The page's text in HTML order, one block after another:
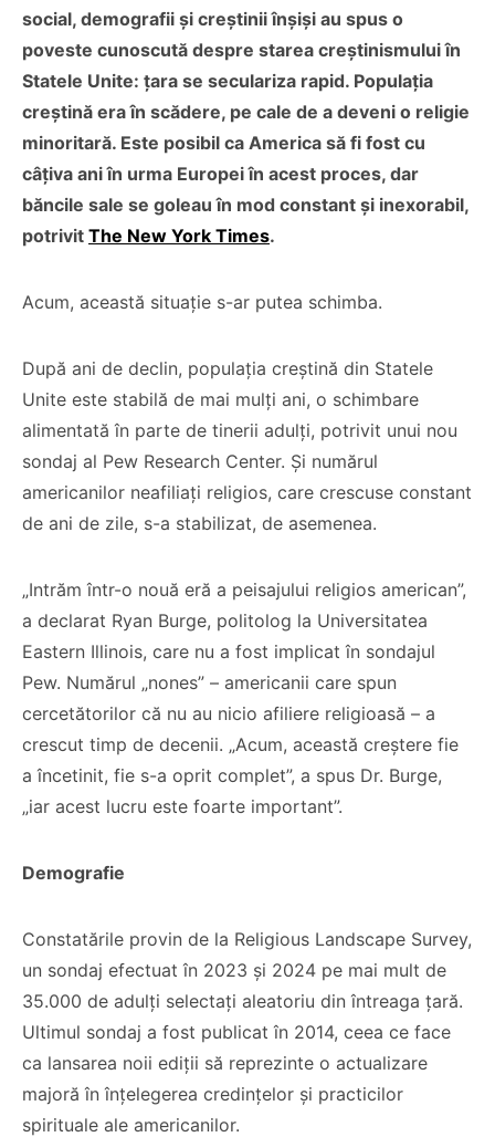
de Lege
modelul
și
Ben
Ardelean
Co-fondatorul
Bisericii Sataniste
din Africa de Sud,
renuntă după ce
experimenteaza
dragostea lui
Hristos
social, demografii și creștinii înșiși au spus o
poveste cunoscută despre starea creștinismului în
Statele Unite: țara se seculariza rapid. Populația
creștină era în scădere, pe cale de a deveni o religie
minoritară. Este posibil ca America să fi fost cu
câțiva ani în urma Europei în acest proces, dar
băncile sale se goleau în mod constant și inexorabil,
potrivit The New York Times.
Acum, această situație s-ar putea schimba.
După ani de declin, populația creștină din Statele
Unite este stabilă de mai mulți ani, o schimbare
alimentată în parte de tinerii adulți, potrivit unui nou
sondaj al Pew Research Center. Și numărul
americanilor neafiliați religios, care crescuse constant
de ani de zile, s-a stabilizat, de asemenea.
„Intrăm într-o nouă eră a peisajului religios american”,
a declarat Ryan Burge, politolog la Universitatea
Eastern Illinois, care nu a fost implicat în sondajul
Pew. Numărul „nones” – americanii care spun
cercetătorilor că nu au nicio afiliere religioasă – a
crescut timp de decenii. „Acum, această creștere fie
a încetinit, fie s-a oprit complet”, a spus Dr. Burge,
„iar acest lucru este foarte important”.
Demografie
Constatările provin de la Religious Landscape Survey,
un sondaj efectuat în 2023 și 2024 pe mai mult de
35.000 de adulți selectați aleatoriu din întreaga țară.
Ultimul sondaj a fost publicat în 2014, ceea ce face
ca lansarea noii ediții să reprezinte o actualizare
majoră în înțelegerea credințelor și practicilor
spirituale ale americanilor.